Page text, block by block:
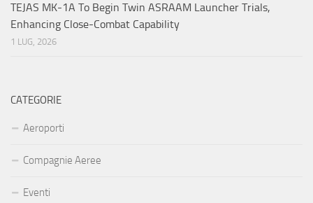
TEJAS MK-1A To Begin Twin ASRAAM Launcher Trials,
Enhancing Close-Combat Capability
1 LUG, 2026
CATEGORIE
Aeroporti
Compagnie Aeree
Eventi